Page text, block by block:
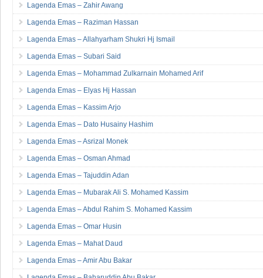
Lagenda Emas – Zahir Awang
Lagenda Emas – Raziman Hassan
Lagenda Emas – Allahyarham Shukri Hj Ismail
Lagenda Emas – Subari Said
Lagenda Emas – Mohammad Zulkarnain Mohamed Arif
Lagenda Emas – Elyas Hj Hassan
Lagenda Emas – Kassim Arjo
Lagenda Emas – Dato Husainy Hashim
Lagenda Emas – Asrizal Monek
Lagenda Emas – Osman Ahmad
Lagenda Emas – Tajuddin Adan
Lagenda Emas – Mubarak Ali S. Mohamed Kassim
Lagenda Emas – Abdul Rahim S. Mohamed Kassim
Lagenda Emas – Omar Husin
Lagenda Emas – Mahat Daud
Lagenda Emas – Amir Abu Bakar